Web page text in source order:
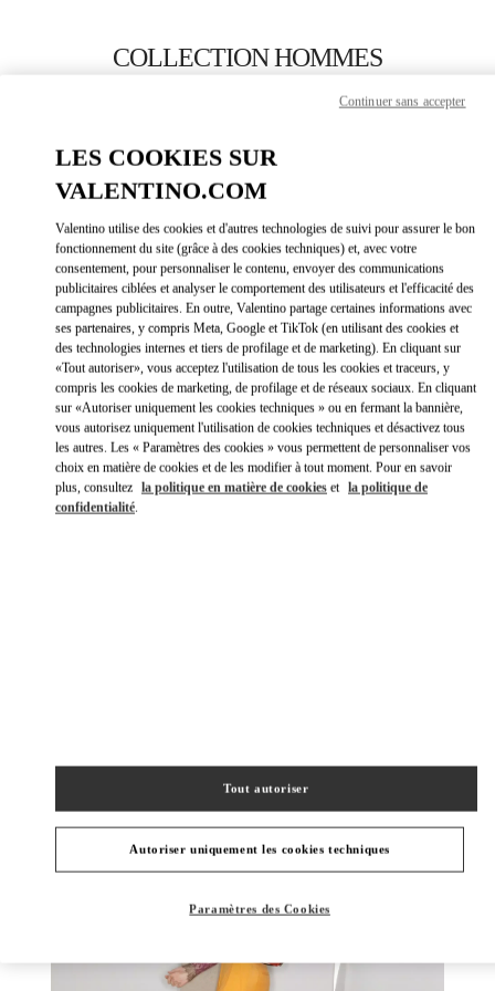
COLLECTION HOMMES
APPELLE MAINTENANT
PLUS DE DÉTAILS
OBTENIR DES DIRECTIONSLINK
Link Opens in New Tab
LES COOKIES SUR
VALENTINO.COM
Valentino utilise des cookies et d'autres technologies de suivi pour assurer le bon
fonctionnement du site (grâce à des cookies techniques) et, avec votre
consentement, pour personnaliser le contenu, envoyer des communications
publicitaires ciblées et analyser le comportement des utilisateurs et l'efficacité des
campagnes publicitaires. En outre, Valentino partage certaines informations avec
ses partenaires, y compris Meta, Google et TikTok (en utilisant des cookies et
des technologies internes et tiers de profilage et de marketing). En cliquant sur
«Tout autoriser», vous acceptez l'utilisation de tous les cookies et traceurs, y
compris les cookies de marketing, de profilage et de réseaux sociaux. En cliquant
sur «Autoriser uniquement les cookies techniques » ou en fermant la bannière,
vous autorisez uniquement l'utilisation de cookies techniques et désactivez tous
les autres. Les « Paramètres des cookies » vous permettent de personnaliser vos
choix en matière de cookies et de les modifier à tout moment. Pour en savoir
plus, consultez la politique en matière de cookies et la politique de
confidentialité.
Autoriser uniquement les cookies techniques
Tout autoriser
Paramètres des Cookies
Continuer sans accepter